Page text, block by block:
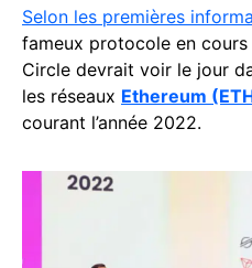
Selon les premières
fameux protocole en
Circle devrait voir le jour
les réseaux Ethereum
courant l’année 2022.